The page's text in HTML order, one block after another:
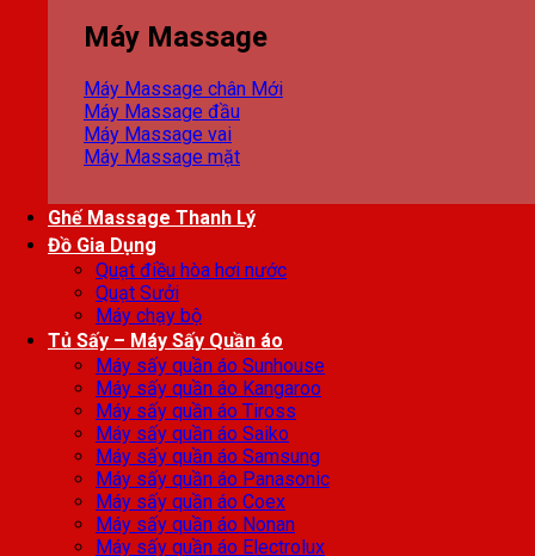
Máy Massage
Máy Massage chân
Máy Massage đầu
Máy Massage vai
Máy Massage mặt
Ghế Massage Thanh Lý
Đồ Gia Dụng
Quạt điều hòa hơi nước
Quạt Sưởi
Máy chạy bộ
Tủ Sấy – Máy Sấy Quần áo
Máy sấy quần áo Sunhouse
Máy sấy quần áo Kangaroo
Máy sấy quần áo Tiross
Máy sấy quần áo Saiko
Máy sấy quần áo Samsung
Máy sấy quần áo Panasonic
Máy sấy quần áo Coex
Máy sấy quần áo Nonan
Máy sấy quần áo Electrolux